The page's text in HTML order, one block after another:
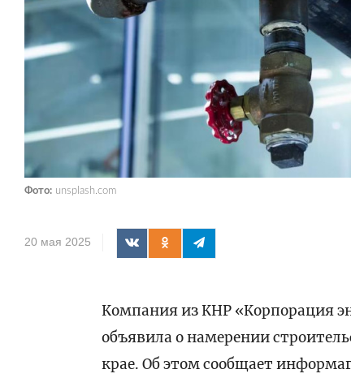
Фото: unsplash.com
20 мая 2025
Компания из КНР «Корпорация
объявила о намерении
крае. Об этом сообщает